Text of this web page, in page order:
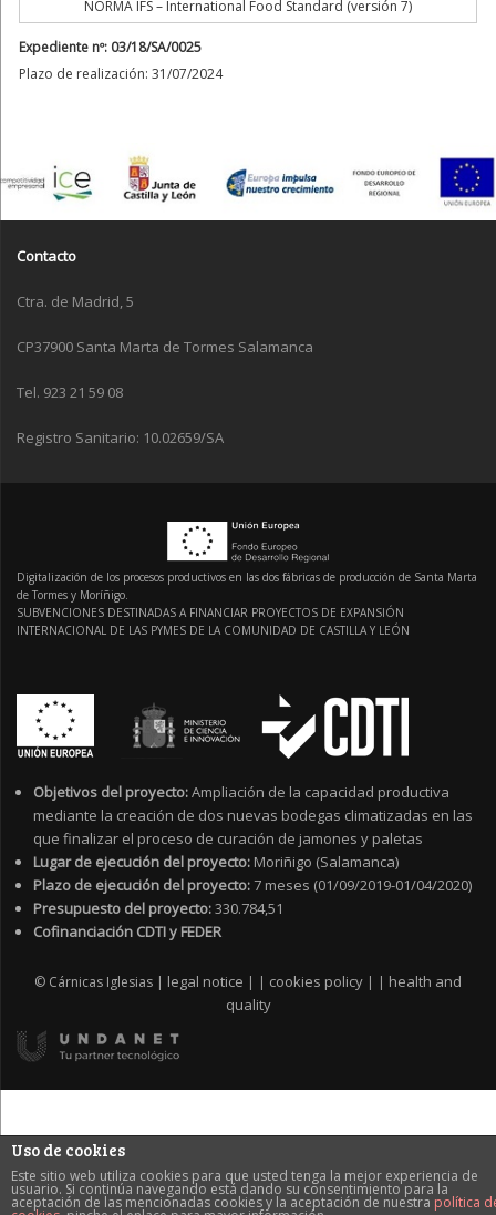
NORMA IFS – International Food Standard (versión 7)
Expediente nº: 03/18/SA/0025
Plazo de realización: 31/07/2024
Contacto
Ctra. de Madrid, 5
CP37900 Santa Marta de Tormes Salamanca
Tel. 923 21 59 08
Registro Sanitario: 10.02659/SA
Digitalización de los procesos productivos en las dos fábricas de producción de Santa Marta
de Tormes y Moríñigo.
SUBVENCIONES DESTINADAS A FINANCIAR PROYECTOS DE EXPANSIÓN
INTERNACIONAL DE LAS PYMES DE LA COMUNIDAD DE CASTILLA Y LEÓN
Objetivos del proyecto:Ampliación de la capacidad productiva
mediante la creación de dos nuevas bodegas climatizadas en las
que finalizar el proceso de curación de jamones y paletas
Lugar de ejecución del proyecto: Moriñigo (Salamanca)
Plazo de ejecución del proyecto:7 meses (01/09/2019-01/04/2020)
Presupuesto del proyecto:330.784,51
Cofinanciación CDTI y FEDER
© Cárnicas Iglesias | legal notice | | cookies policy | | health and
quality
Uso de cookies
Este sitio web utiliza cookies para que usted tenga la mejor experiencia de
usuario. Si continúa navegando está dando su consentimiento para la
aceptación de las mencionadas cookies y la aceptación de nuestra política